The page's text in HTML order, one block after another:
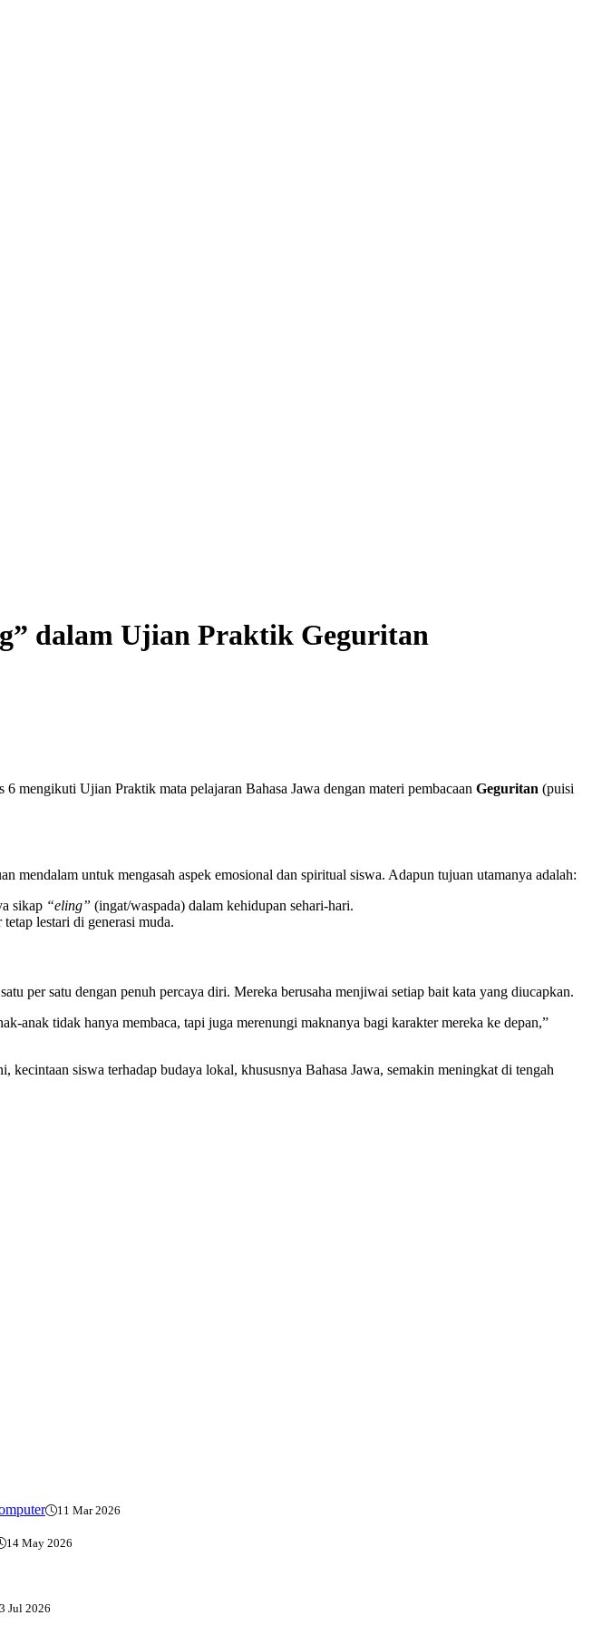
dalam Ujian Praktik Geguritan
mengikuti Ujian Praktik mata pelajaran Bahasa Jawa dengan materi pembacaan Geguritan (puisi
untuk mengasah aspek emosional dan spiritual siswa. Adapun tujuan utamanya adalah:
sikap “eling” (ingat/waspada) dalam kehidupan sehari-hari.
lestari di generasi muda.
per satu dengan penuh percaya diri. Mereka berusaha menjiwai setiap bait kata yang diucapkan.
anak tidak hanya membaca, tapi juga merenungi maknanya bagi karakter mereka ke depan,”
siswa terhadap budaya lokal, khususnya Bahasa Jawa, semakin meningkat di tengah
11 Mar 2026
14 May 2026
Jul 2026